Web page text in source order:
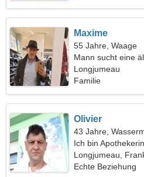
Maxime
55 Jahre, Waage
Mann sucht eine
Longjumeau
Familie
Olivier
43 Jahre,
Ich bin
Frau
Longjumeau,
Echte Beziehung